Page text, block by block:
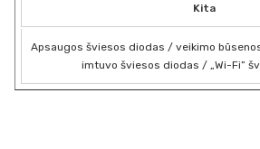
Kita
Apsaugos šviesos diodas / veikimo
imtuvo šviesos diodas / „Wi-Fi”